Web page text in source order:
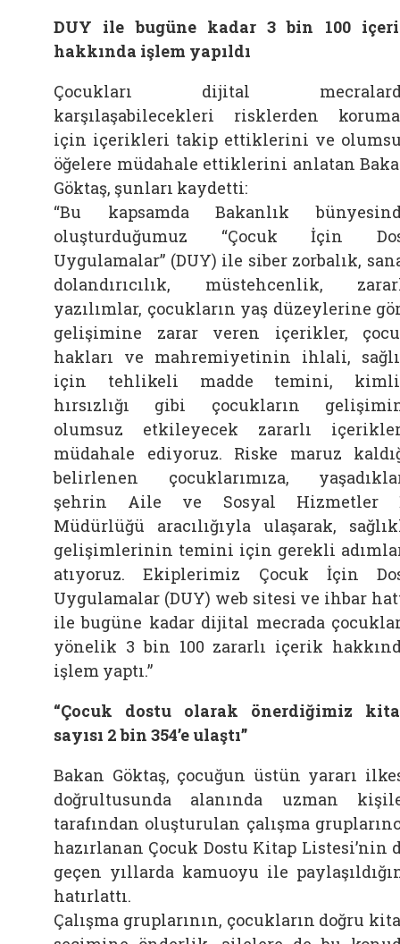
DUY ile bugüne kadar 3 bin 100
hakkında işlem yapıldı
Çocukları dijital
karşılaşabilecekleri risklerden
için içerikleri takip ettiklerini ve
öğelere müdahale ettiklerini anlatan
Göktaş, şunları kaydetti:
“Bu kapsamda Bakanlık
oluşturduğumuz “Çocuk İçin
Uygulamalar” (DUY) ile siber zorbalık,
dolandırıcılık, müstehcenlik,
yazılımlar, çocukların yaş düzeylerine
gelişimine zarar veren içerikler,
hakları ve mahremiyetinin ihlali,
için tehlikeli madde temini,
hırsızlığı gibi çocukların
olumsuz etkileyecek zararlı
müdahale ediyoruz. Riske maruz
belirlenen çocuklarımıza,
şehrin Aile ve Sosyal Hizmetler
Müdürlüğü aracılığıyla ulaşarak,
gelişimlerinin temini için gerekli
atıyoruz. Ekiplerimiz Çocuk İçin
Uygulamalar (DUY) web sitesi ve ihbar
ile bugüne kadar dijital mecrada
yönelik 3 bin 100 zararlı içerik
işlem yaptı.”
“Çocuk dostu olarak önerdiğimiz
sayısı 2 bin 354’e ulaştı”
Bakan Göktaş, çocuğun üstün yararı
doğrultusunda alanında uzman
tarafından oluşturulan çalışma
hazırlanan Çocuk Dostu Kitap Listesi’nin
geçen yıllarda kamuoyu ile
hatırlattı.
Çalışma gruplarının, çocukların doğru